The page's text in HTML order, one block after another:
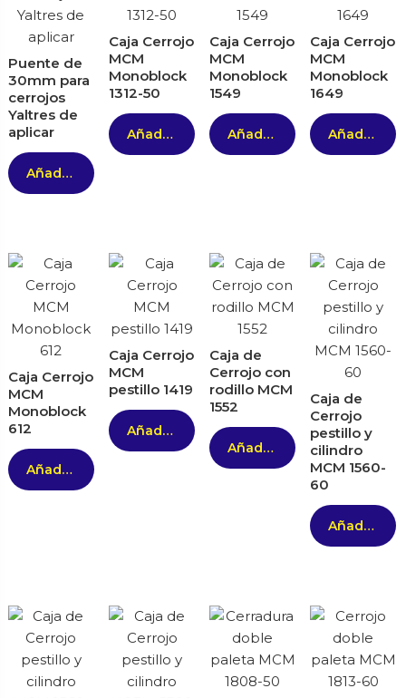
Puente de
30mm para
cerrojos
Yaltres de
aplicar
Añadir al carrito
Caja Cerrojo
MCM
Monoblock
1312-50
Añadir al carrito
Caja Cerrojo
MCM
Monoblock
1549
Añadir al carrito
Caja Cerrojo
MCM
Monoblock
1649
Añadir al carrito
Caja Cerrojo
MCM
Monoblock
612
Añadir al carrito
Caja Cerrojo
MCM
pestillo 1419
Añadir al carrito
Caja de
Cerrojo con
rodillo MCM
1552
Añadir al carrito
Caja de
Cerrojo
pestillo y
cilindro
MCM 1560-
60
Añadir al carrito